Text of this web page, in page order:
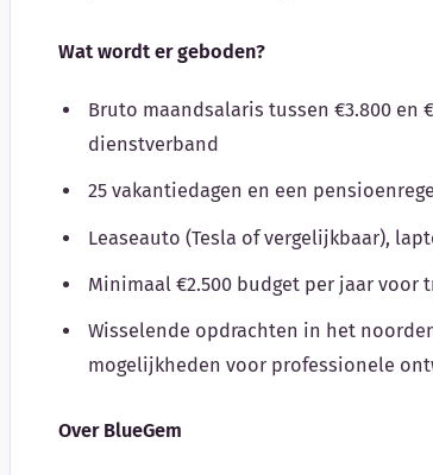
Wat wordt er geboden?
Bruto maandsalaris tussen €3.800 en
dienstverband
25 vakantiedagen en een
Leaseauto (Tesla of vergelijkbaar),
Minimaal €2.500 budget per jaar voor
Wisselende opdrachten in het
mogelijkheden voor professionele
Over BlueGem